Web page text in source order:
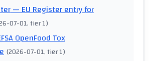
— EU Register entry for
07-01, tier 1)
OpenFood Tox
(2026-07-01, tier 1)